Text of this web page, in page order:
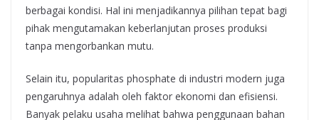
berbagai kondisi. Hal ini menjadikannya pilihan tepat bagi
pihak mengutamakan keberlanjutan proses produksi
tanpa mengorbankan mutu.
Selain itu, popularitas phosphate di industri modern juga
pengaruhnya adalah oleh faktor ekonomi dan efisiensi.
Banyak pelaku usaha melihat bahwa penggunaan bahan